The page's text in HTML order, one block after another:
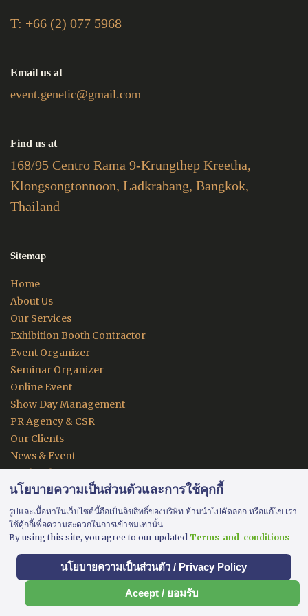
T: +66 (2) 077 5968
Email us at
event.genetic@gmail.com
Find us at
168/95 Centro Rama 9-Krungthep Kreetha,
Klongsongtonnoon, Ladkrabang, Bangkok,
Thailand
Sitemap
Home
About Us
Our Services
Exhibition Booth Contractor
Event Organizer
Seminar Organizer
Online Event
Show Day Management
PR Agency & CSR
Our Clients
News & Event
Apply Job
Contact
FAQ
© 2026 Genetic Organizer Co.,Ltd. Designed By Genetic
Organizer
นโยบายความเป็นส่วนตัวและการใช้คุกกี้
รูปและเนื้อหาในเว็บไซต์นี้ถือเป็นลิขสิทธิ์ของบริษัท ห้ามนำไปคัดลอก หรือแก้ไข เรา
ใช้คุ้กกี้เพื่อความสะดวกในการเข้าชมเท่านั้น
By using this site, you agree to our updated Terms-and-conditions
นโยบายความเป็นส่วนตัว / Privacy Policy
Aceept / ยอมรับ